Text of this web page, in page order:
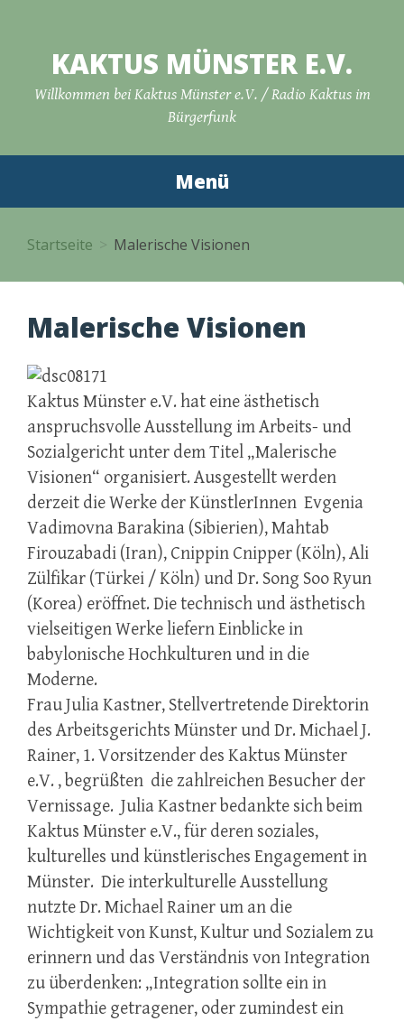
springenKAKTUS MÜNSTER E.V.
Willkommen bei Kaktus Münster e.V. / Radio Kaktus im
Bürgerfunk
Menü
Startseite Malerische Visionen
Malerische Visionen
Kaktus Münster e.V. hat eine ästhetisch
anspruchsvolle Ausstellung im Arbeits- und
Sozialgericht unter dem Titel „Malerische
Visionen“ organisiert. Ausgestellt werden
derzeit die Werke der KünstlerInnen Evgenia
Vadimovna Barakina (Sibierien), Mahtab
Firouzabadi (Iran), Cnippin Cnipper (Köln), Ali
Zülfikar (Türkei / Köln) und Dr. Song Soo Ryun
(Korea) eröffnet. Die technisch und ästhetisch
vielseitigen Werke liefern Einblicke in
babylonische Hochkulturen und in die
Moderne.
Frau Julia Kastner, Stellvertretende Direktorin
des Arbeitsgerichts Münster und Dr. Michael J.
Rainer, 1. Vorsitzender des Kaktus Münster
e.V. , begrüßten die zahlreichen Besucher der
Vernissage. Julia Kastner bedankte sich beim
Kaktus Münster e.V., für deren soziales,
kulturelles und künstlerisches Engagement in
Münster. Die interkulturelle Ausstellung
nutzte Dr. Michael Rainer um an die
Wichtigkeit von Kunst, Kultur und Sozialem zu
erinnern und das Verständnis von Integration
zu überdenken: „Integration sollte ein in
Sympathie getragener, oder zumindest ein